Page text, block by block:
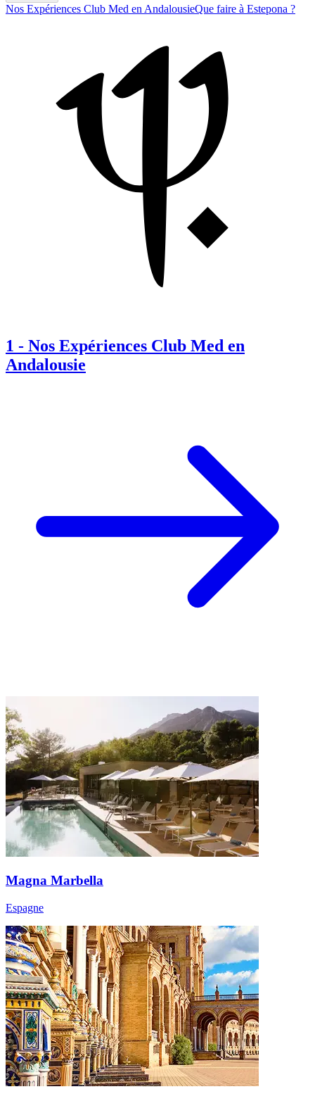
Nos Expériences Club Med en AndalousieQue faire à Estepona ?
1 - Nos Expériences Club Med en
Andalousie
Magna Marbella
Espagne